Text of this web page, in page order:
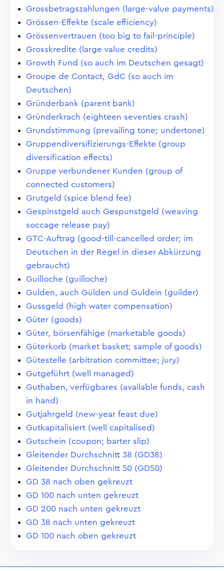
Grossbetragszahlungen (large-value payments)
Grössen-Effekte (scale efficiency)
Grössenvertrauen (too big to fail-principle)
Grosskredite (large value credits)
Growth Fund (so auch im Deutschen gesagt)
Groupe de Contact, GdC (so auch im
Deutschen)
Gründerbank (parent bank)
Gründerkrach (eighteen seventies crash)
Grundstimmung (prevailing tone; undertone)
Gruppendiversifizierungs-Effekte (group
diversification effects)
Gruppe verbundener Kunden (group of
connected customers)
Grutgeld (spice blend fee)
Gespinstgeld auch Gespunstgeld (weaving
soccage release pay)
GTC-Auftrag (good-till-cancelled order; im
Deutschen in der Regel in dieser Abkürzung
gebraucht)
Guilloche (guilloche)
Gulden, auch Gülden und Guldein (guilder)
Gussgeld (high water compensation)
Güter (goods)
Güter, börsenfähige (marketable goods)
Güterkorb (market basket; sample of goods)
Gütestelle (arbitration committee; jury)
Gutgeführt (well managed)
Guthaben, verfügbares (available funds, cash
in hand)
Gutjahrgeld (new-year feast due)
Gutkapitalisiert (well capitalised)
Gutschein (coupon; barter slip)
Gleitender Durchschnitt 38 (GD38)
Gleitender Durchschnitt 50 (GD50)
GD 38 nach oben gekreuzt
GD 100 nach unten gekreuzt
GD 200 nach unten gekreuzt
GD 38 nach unten gekreuzt
GD 100 nach oben gekreuzt